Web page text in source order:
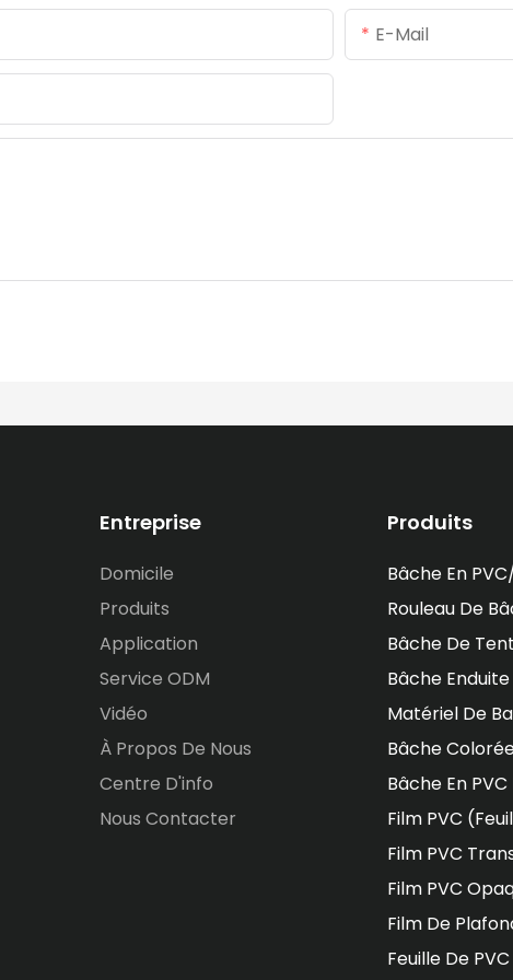
E-Mail
Entreprise
Domicile
Produits
Application
Service ODM
Vidéo
À Propos De Nous
Centre D'info
Nous Contacter
Produits
Bâche En
Rouleau De
Bâche De
Bâche Enduite
Matériel De
Bâche
Bâche En
Film PVC
Film PVC
Film PVC
Film De
Feuille De